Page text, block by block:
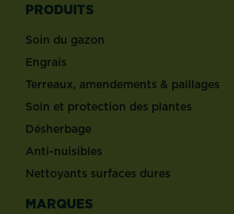
PRODUITS
Soin du gazon
Engrais
Terreaux, amendements & paillages
Soin et protection des plantes
Désherbage
Anti-nuisibles
Nettoyants surfaces dures
MARQUES